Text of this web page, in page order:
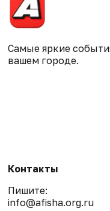
Самые яркие
вашем городе.
Контакты
Пишите:
info@afisha.org.ru